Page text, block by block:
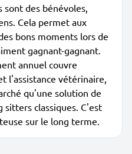
sont des bénévoles,
Cela permet aux
bons moments lors de
gagnant-gagnant.
annuel couvre
l'assistance vétérinaire,
qu'une solution de
sitters classiques. C'est
sur le long terme.